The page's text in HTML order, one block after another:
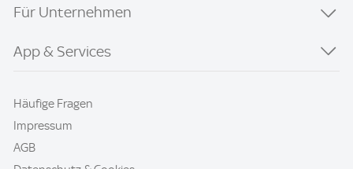
Für Unternehmen
App & Services
Häufige Fragen
Impressum
AGB